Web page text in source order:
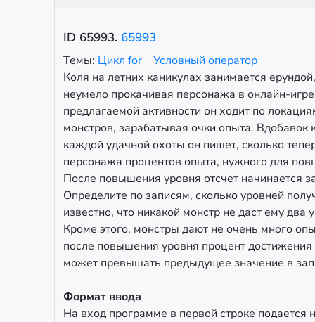
ID 65993. 65993
Темы: Цикл for
Условный оператор
Коля на летних каникулах занимается
неумело прокачивая персонажа в онлайн-
предлагаемой активности он ходит по
монстров, зарабатывая очки опыта. Вдобавок
каждой удачной охоты он пишет, сколько
персонажа процентов опыта, нужного для
После повышения уровня отсчет начинается
Определите по записям, сколько уровней
известно, что никакой монстр не даст ему два
Кроме этого, монстры дают не очень много
после повышения уровня процент
может превышать предыдущее значение в
Формат ввода
На вход программе в первой строке подается